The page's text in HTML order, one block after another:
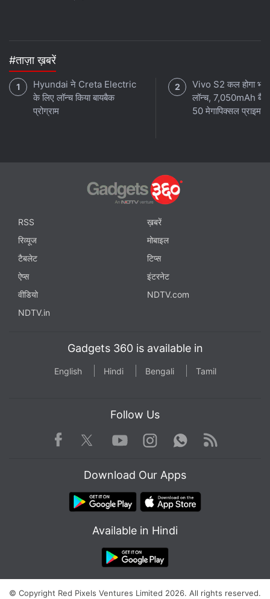
#ताज़ा ख़बरें
Hyundai ने Creta Electric
के लिए लॉन्च किया बायबैक
प्रोग्राम
Vivo S2 कल होगा
लॉन्च, 7,050mAh
50 मेगापिक्सल
RSS
ख़बरें
रिव्यूज
मोबाइल
टैबलेट
टिप्स
ऐप्स
इंटरनेट
वीडियो
NDTV.com
NDTV.in
Gadgets 360 is available in
English Hindi Bengali Tamil
Follow Us
Facebook TwitterYoutube
Instagram WhatsApp
Rss
Download Our Apps
Available in Hindi
© Copyright Red Pixels Ventures Limited 2026. All rights reserved.